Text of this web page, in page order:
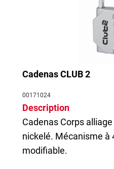
Cadenas CLUB 2
00171024
Description
Cadenas Corps
nickelé. Mécanisme à
modifiable.